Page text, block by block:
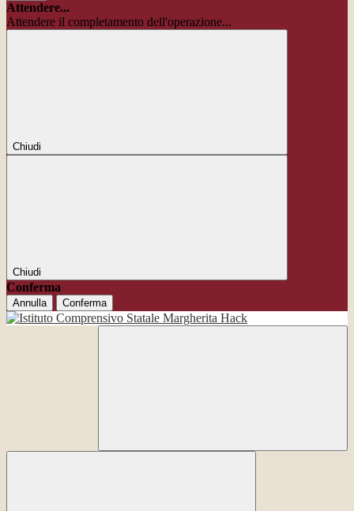
Attendere...
Attendere il completamento dell'operazione...
Chiudi
Chiudi
Conferma
Annulla Conferma